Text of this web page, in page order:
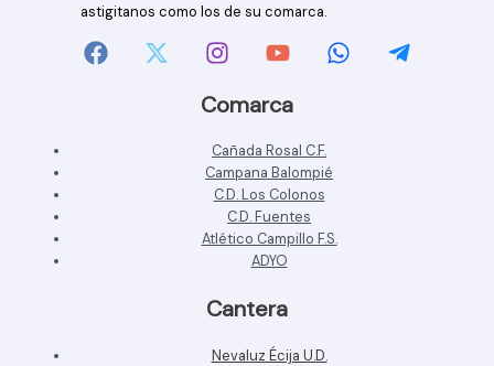
astigitanos como los de su comarca.
Comarca
Cañada Rosal C.F.
Campana Balompié
C.D. Los Colonos
C.D. Fuentes
Atlético Campillo F.S.
ADYO
Cantera
Nevaluz Écija U.D.